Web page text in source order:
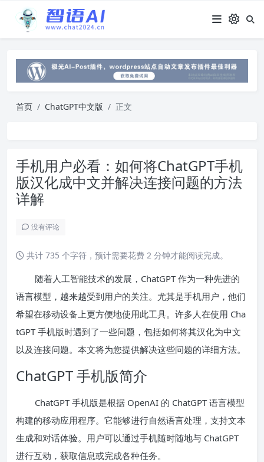
首页 ChatGPT中文版 正文
手机用户必看：如何将ChatGPT手机
版汉化成中文并解决连接问题的方法
详解
没有评论
共计 735 个字符，预计需要花费 2 分钟才能阅读完成。
随着人工智能技术的发展，ChatGPT 作为一种先进的
语言模型，越来越受到用户的关注。尤其是手机用户，他们
希望在移动设备上更方便地使用此工具。许多人在使用 Cha
tGPT 手机版时遇到了一些问题，包括如何将其汉化为中文
以及连接问题。本文将为您提供解决这些问题的详细方法。
ChatGPT 手机版简介
ChatGPT 手机版是根据 OpenAI 的 ChatGPT 语言模型
构建的移动应用程序。它能够进行自然语言处理，支持文本
生成和对话体验。用户可以通过手机随时随地与 ChatGPT
进行互动，获取信息或完成各种任务。